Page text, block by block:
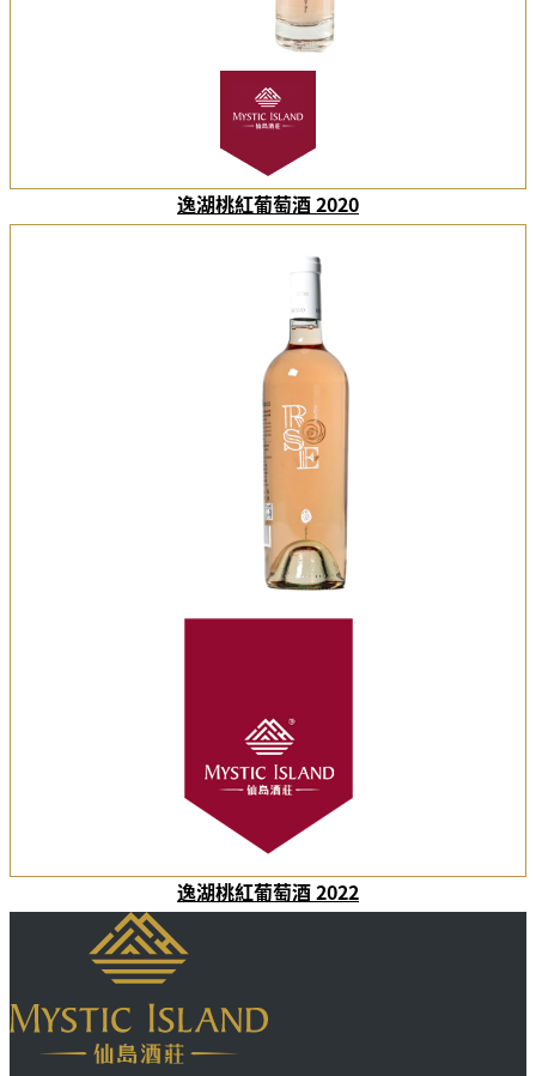
逸湖桃紅葡萄酒 2020
逸湖桃紅葡萄酒 2022